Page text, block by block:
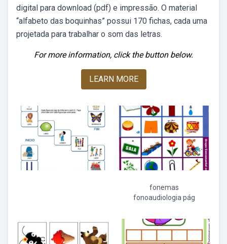
digital para download (pdf) e impressão. O material
“alfabeto das boquinhas” possui 170 fichas, cada uma
projetada para trabalhar o som das letras.
For more information, click the button below.
LEARN MORE
fonemas
fonoaudiologia pág